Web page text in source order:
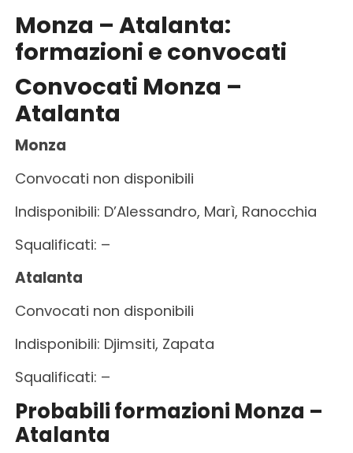
Monza – Atalanta:
formazioni e convocati
Convocati Monza –
Atalanta
Monza
Convocati non disponibili
Indisponibili: D’Alessandro, Marì, Ranocchia
Squalificati: –
Atalanta
Convocati non disponibili
Indisponibili: Djimsiti, Zapata
Squalificati: –
Probabili formazioni Monza –
Atalanta